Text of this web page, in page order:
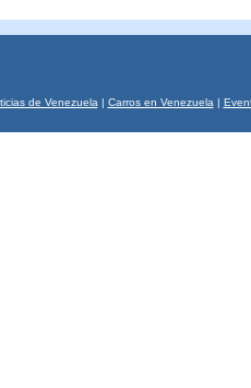
de Venezuela | Carros en Venezuela |